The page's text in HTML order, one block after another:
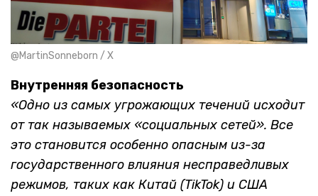
@MartinSonneborn / X
Внутренняя безопасность
«Одно из самых угрожающих течений исходит
от так называемых «социальных сетей». Все
это становится особенно опасным из-за
государственного влияния несправедливых
режимов, таких как Китай (TikTok) и США